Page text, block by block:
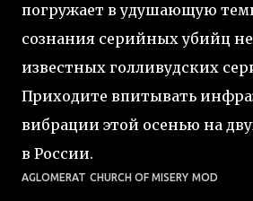
погружает в удушающую
сознания серийных убийц
известных голливудских
Приходите впитывать
вибрации этой осенью на
в России.
AGLOMERAT CHURCH OF MISERY MOD